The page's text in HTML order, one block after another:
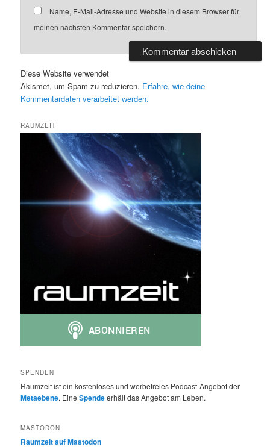
Name, E-Mail-Adresse und Website in diesem Browser für
meinen nächsten Kommentar speichern.
Diese Website verwendet
Akismet, um Spam zu reduzieren. Erfahre, wie deine
Kommentardaten verarbeitet werden.
RAUMZEIT
SPENDEN
Raumzeit ist ein kostenloses und werbefreies Podcast-Angebot der
Metaebene. EineSpendeerhält das Angebot am Leben.
MASTODON
Raumzeit auf Mastodon